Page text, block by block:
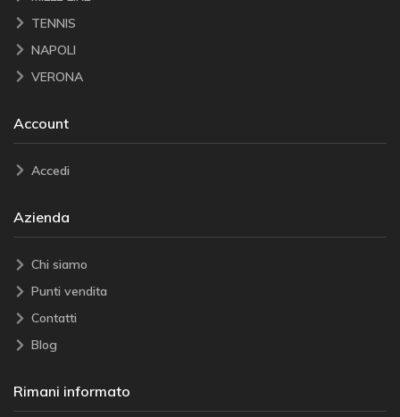
TENNIS
NAPOLI
VERONA
Account
Accedi
Azienda
Chi siamo
Punti vendita
Contatti
Blog
Rimani informato